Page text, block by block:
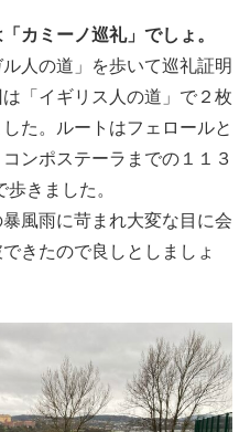
カミーノ巡礼」でしょ。
人の道」を歩いて巡礼証明
「イギリス人の道」で２枚
た。ルートはフェロールと
ンポステーラまでの１１３
きました。
風雨に苛まれ大変な目に会
きたので良しとしましょ